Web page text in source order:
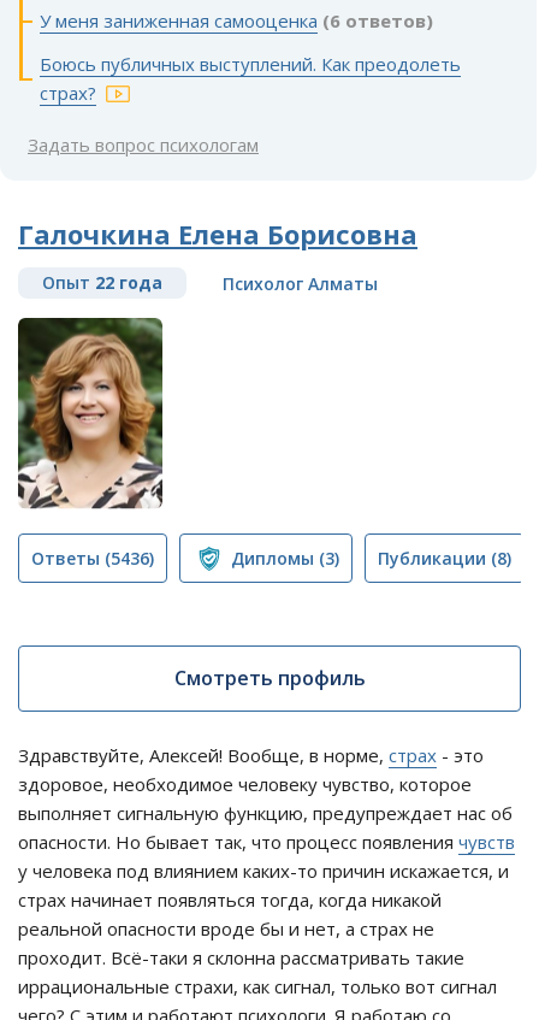
У меня заниженная самооценка (6 ответов)
Боюсь публичных выступлений. Как преодолеть
страх?
Задать вопрос психологам
Галочкина Елена Борисовна
Опыт 22 года Психолог Алматы
Ответы (5436) Дипломы (3) Публикации (8)
Смотреть профиль
Здравствуйте, Алексей! Вообще, в норме, страх - это
здоровое, необходимое человеку чувство, которое
выполняет сигнальную функцию, предупреждает нас об
опасности. Но бывает так, что процесс появления чувств
у человека под влиянием каких-то причин искажается, и
страх начинает появляться тогда, когда никакой
реальной опасности вроде бы и нет, а страх не
проходит. Всё-таки я склонна рассматривать такие
иррациональные страхи, как сигнал, только вот сигнал
чего? С этим и работают психологи. Я работаю со